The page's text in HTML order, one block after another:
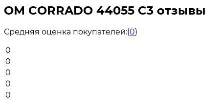
ОМ CORRADO 44055 C3 отзывы
Средняя оценка покупателей:(0)
0
0
0
0
0